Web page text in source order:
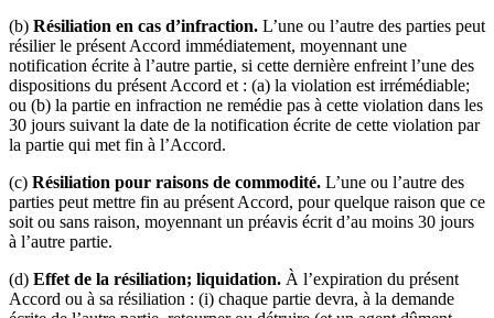
(b) Résiliation en cas d’infraction. L’une ou l’autre des parties peut
résilier le présent Accord immédiatement, moyennant une
notification écrite à l’autre partie, si cette dernière enfreint l’une des
dispositions du présent Accord et : (a) la violation est irrémédiable;
ou (b) la partie en infraction ne remédie pas à cette violation dans les
30 jours suivant la date de la notification écrite de cette violation par
la partie qui met fin à l’Accord.
(c) Résiliation pour raisons de commodité. L’une ou l’autre des
parties peut mettre fin au présent Accord, pour quelque raison que ce
soit ou sans raison, moyennant un préavis écrit d’au moins 30 jours
à l’autre partie.
(d) Effet de la résiliation; liquidation. À l’expiration du présent
Accord ou à sa résiliation : (i) chaque partie devra, à la demande